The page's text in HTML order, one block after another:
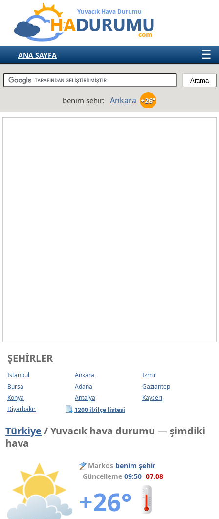
Yuvacık Hava Durumu
☰
ANA SAYFA
TÜRKİYE
AVRUPA
benim şehir: Ankara +26°
ŞEHIRLER
Istanbul Ankara
Izmir
Bursa
Adana
Gaziantep
Konya
Antalya
Kayseri
Diyarbakır
1200 il/ilçe listesi
Türkiye / Yuvacık hava durumu — şimdiki
hava
Markos benim şehir
Güncelleme09:50 07.08
+26°